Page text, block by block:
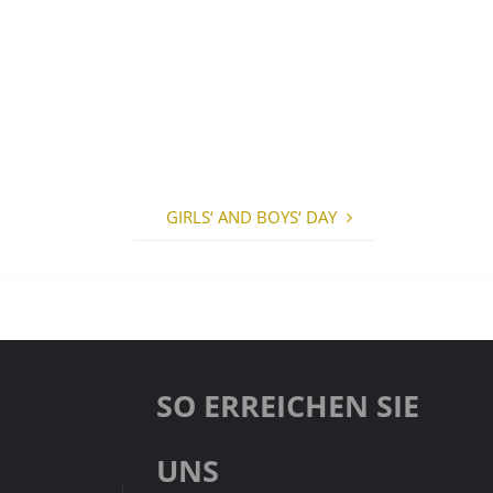
GIRLS‘ AND BOYS‘ DAY
SO ERREICHEN SIE
UNS